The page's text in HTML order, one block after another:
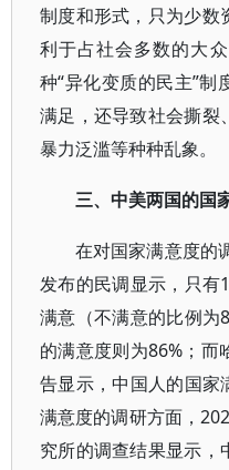
制度和形式，只为少数
利于占社会多数的大
种“异化变质的民主”制
满足，还导致社会撕裂
暴力泛滥等种种乱象。
三、中美两国的国
在对国家满意度的
发布的民调显示，只有
满意（不满意的比例为
的满意度则为86%；而
告显示，中国人的国家
满意度的调研方面，
究所的调查结果显示，